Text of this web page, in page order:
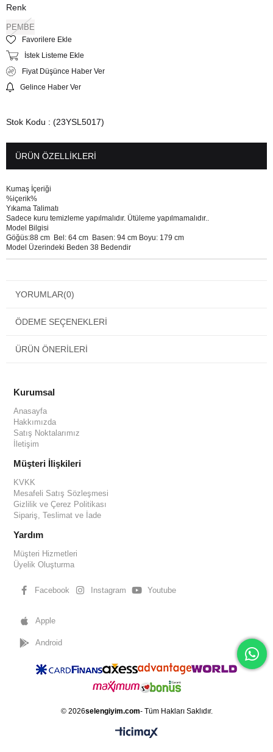
Renk
PEMBE
Favorilere Ekle
İstek Listeme Ekle
Fiyat Düşünce Haber Ver
Gelince Haber Ver
Stok Kodu (23YSL5017)
ÜRÜN ÖZELLIKLERI
Kumaş İçeriği
%içerik%
Yıkama Talimatı
Sadece kuru temizleme yapılmalıdır. Ütüleme yapılmamalıdır..
Model Bilgisi
Göğüs:88 cm Bel: 64 cm Basen: 94 cm Boyu: 179 cm
Model Üzerindeki Beden 38 Bedendir
YORUMLAR(0)
ÖDEME SEÇENEKLERI
ÜRÜN ÖNERILERI
Kurumsal
Anasayfa
Hakkımızda
Satış Noktalarımız
İletişim
Müşteri İlişkileri
KVKK
Mesafeli Satış Sözleşmesi
Gizlilik ve Çerez Politikası
Sipariş, Teslimat ve İade
Yardım
Müşteri Hizmetleri
Üyelik Oluşturma
Facebook Instagram Youtube
Apple
Android
© 2026selengiyim.com- Tüm Hakları Saklıdır.